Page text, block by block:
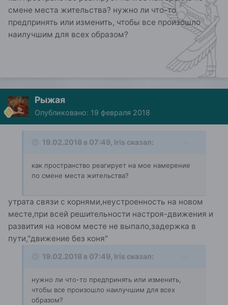
смене места жительства? нужно ли что-то
предпринять или изменить, чтобы все произошло
наилучшим для всех образом?
Рыжая
Опубликовано: 19 февраля 2018
19.02.2018 в 07:49, Iris сказал:
как пространство реагирует на мое намерение
по смене места жительства?
утрата связи с корнями,неустроенность на новом
месте,при всей решительности настроя-движения и
развития на новом месте не выпало,задержка в
пути,"движение без коня"
19.02.2018 в 07:49, Iris сказал:
нужно ли что-то предпринять или изменить,
чтобы все произошло наилучшим для всех
образом?